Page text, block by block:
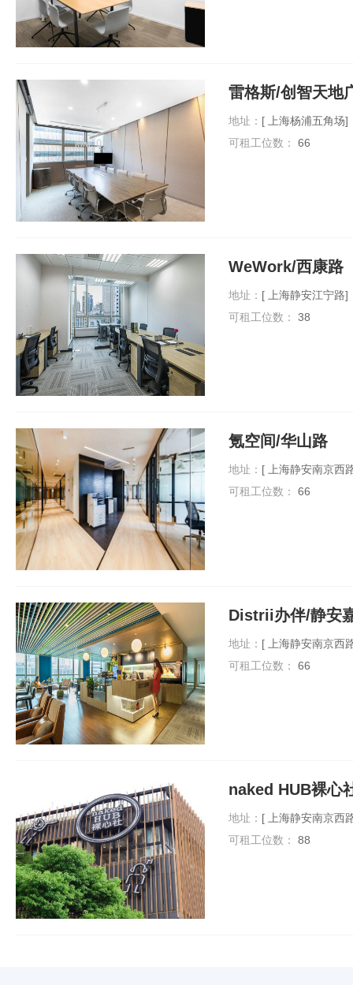
雷格斯/创智天地
地址： [ 上海杨浦五角场]
可租工位数：
66
WeWork/西康路
地址： [ 上海静安江宁路]
可租工位数：
38
氪空间/华山路
地址： [ 上海静安南京西
可租工位数：
66
Distrii办伴/静安
地址： [ 上海静安南京西
可租工位数：
66
naked HUB裸心
地址： [ 上海静安南京西
可租工位数：
88